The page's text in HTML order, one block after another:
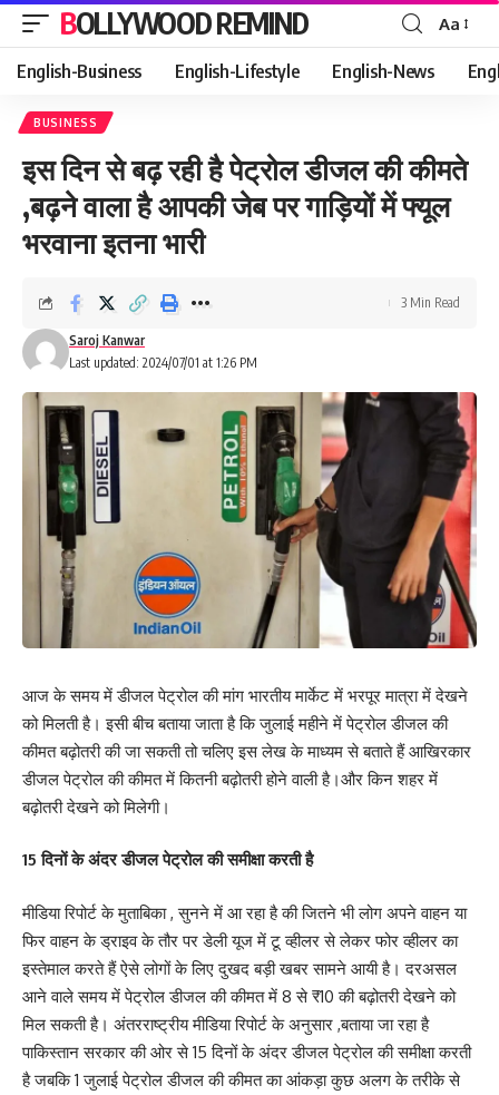
BOLLYWOOD REMIND
Font
Resizer
Aa
English-Business English-Lifestyle English-News
BUSINESS
इस दिन से बढ़ रही है पेट्रोल डीजल की कीमते
,बढ़ने वाला है आपकी जेब पर गाड़ियों में फ्यूल
भरवाना इतना भारी
Last updated: 2024/07/01 at 1:26 PM
Saroj Kanwar
3 Min Read
आज के समय में डीजल पेट्रोल की मांग भारतीय मार्केट में भरपूर मात्रा में देखने
को मिलती है। इसी बीच बताया जाता है कि जुलाई महीने में पेट्रोल डीजल की
कीमत बढ़ोतरी की जा सकती तो चलिए इस लेख के माध्यम से बताते हैं आखिरकार
डीजल पेट्रोल की कीमत में कितनी बढ़ोतरी होने वाली है।और किन शहर में
बढ़ोतरी देखने को मिलेगी।
15 दिनों के अंदर डीजल पेट्रोल की समीक्षा करती है
मीडिया रिपोर्ट के मुताबिका , सुनने में आ रहा है की जितने भी लोग अपने वाहन या
फिर वाहन के ड्राइव के तौर पर डेली यूज में टू व्हीलर से लेकर फोर व्हीलर का
इस्तेमाल करते हैं ऐसे लोगों के लिए दुखद बड़ी खबर सामने आयी है। दरअसल
आने वाले समय में पेट्रोल डीजल की कीमत में 8 से ₹10 की बढ़ोतरी देखने को
मिल सकती है। अंतरराष्ट्रीय मीडिया रिपोर्ट के अनुसार ,बताया जा रहा है
पाकिस्तान सरकार की ओर से 15 दिनों के अंदर डीजल पेट्रोल की समीक्षा करती
है जबकि 1 जुलाई पेट्रोल डीजल की कीमत का आंकड़ा कुछ अलग के तरीके से